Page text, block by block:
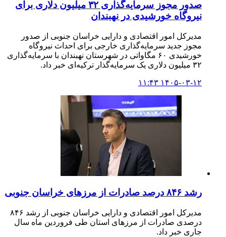
صدور مجوز سرمایه‌گذاری ۳۲ میلیون دلاری برای
نیروگاه خورشیدی در نهبندان
مدیرکل امور اقتصادی و دارایی خراسان جنوبی از صدور
مجوز جدید سرمایه‌گذاری خارجی برای احداث نیروگاه
خورشیدی ۶۰ مگاواتی در شهرستان نهبندان با سرمایه‌گذاری
۳۲ میلیون دلاری یک سرمایه‌گذار ترکیه‌ای خبر داد.
۱۴۰۵-۰۳-۱۲ ۱۱:۴۳
رشد ۸۴۶ درصد صادرات از مرزهای خراسان جنوبی
مدیرکل امور اقتصادی و دارایی خراسان جنوبی از رشد ۸۴۶
درصدی صادرات از مرزهای استان طی فروردین ماه سال
جاری خبر داد.